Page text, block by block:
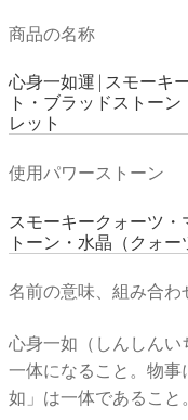
商品の名称
心身一如運 | スモーキ
ト・ブラッドストー
レット
使用パワーストーン
スモーキークォーツ
トーン・水晶（クォー
名前の意味、組み合わ
心身一如（しんしん
一体になること。物
如」は一体であること